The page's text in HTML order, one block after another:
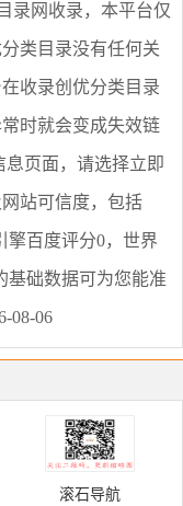
录网收录，本平台仅
类目录没有任何关
收录创优分类目录
时就会变成失效链
息页面，请选择立即
站可信度，包括
擎百度评分0，世界
基础数据可为您能准
08-06
滚石导航